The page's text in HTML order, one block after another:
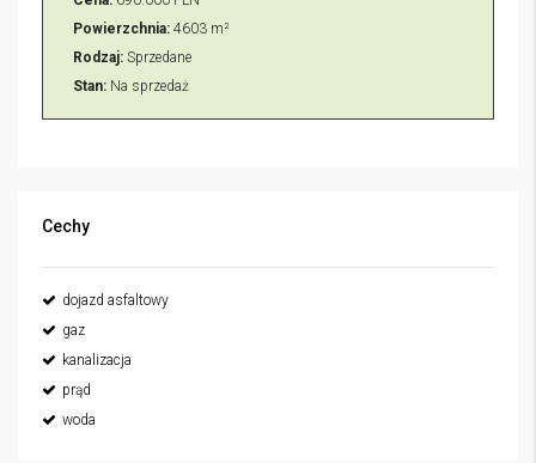
Powierzchnia: 4603 m²
Rodzaj: Sprzedane
Stan: Na sprzedaż
Cechy
dojazd asfaltowy
gaz
kanalizacja
prąd
woda